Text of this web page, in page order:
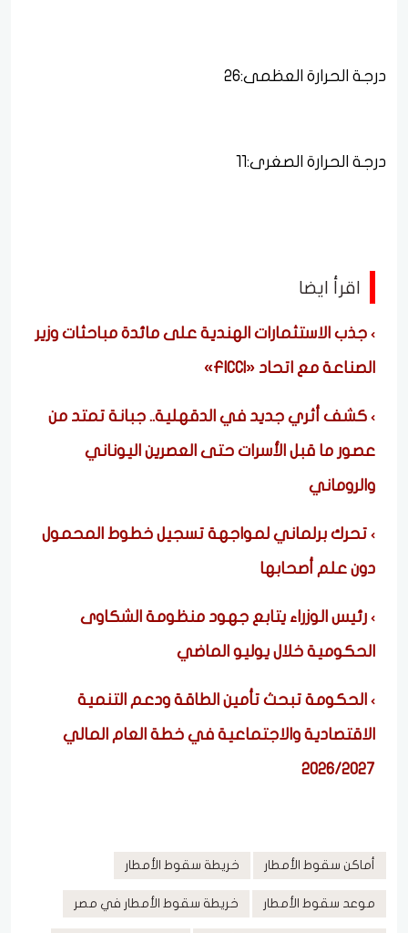
درجة الحرارة العظمى:26
درجة الحرارة الصغرى:11
اقرأ ايضا
جذب الاستثمارات الهندية على مائدة مباحثات وزير
الصناعة مع اتحاد «FICCI»
كشف أثري جديد في الدقهلية.. جبانة تمتد من
عصور ما قبل الأسرات حتى العصرين اليوناني
والروماني
تحرك برلماني لمواجهة تسجيل خطوط المحمول
دون علم أصحابها
رئيس الوزراء يتابع جهود منظومة الشكاوى
الحكومية خلال يوليو الماضي
الحكومة تبحث تأمين الطاقة ودعم التنمية
الاقتصادية والاجتماعية في خطة العام المالي
2026/2027
أماكن سقوط الأمطار خريطة سقوط الأمطار
موعد سقوط الأمطار خريطة سقوط الأمطار في مصر